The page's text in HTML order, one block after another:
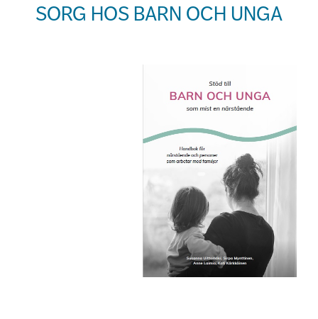
SORG HOS BARN OCH UNGA